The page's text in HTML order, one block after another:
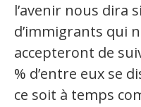
Francophonie
Expressions et jeux de
Vidéos
Revue de presse
l’avenir nous dira
d’immigrants qui
accepteront de
% d’entre eux se
ce soit à temps